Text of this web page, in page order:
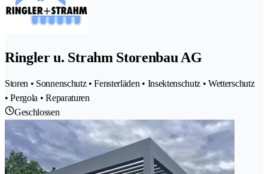
Ringler u. Strahm Storenbau AG
Storen • Sonnenschutz • Fensterläden • Insektenschutz • Wetterschutz
• Pergola • Reparaturen
Geschlossen